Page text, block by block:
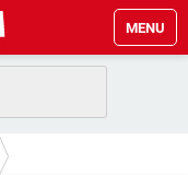
MENU